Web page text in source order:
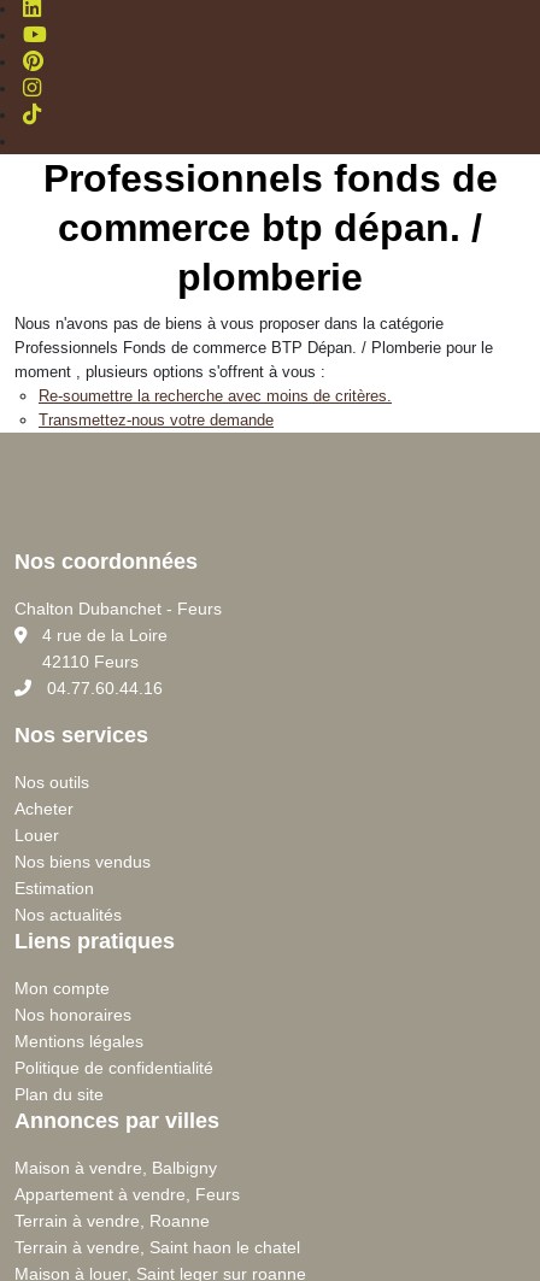
Professionnels fonds de
commerce btp dépan. /
plomberie
Nous n'avons pas de biens à vous proposer dans la catégorie
Professionnels Fonds de commerce BTP Dépan. / Plomberie pour le
moment , plusieurs options s'offrent à vous :
Re-soumettre la recherche avec moins de critères.
Transmettez-nous votre demande
Nos coordonnées
Chalton Dubanchet - Feurs
4 rue de la Loire
42110 Feurs
04.77.60.44.16
Nos services
Nos outils
Acheter
Louer
Nos biens vendus
Estimation
Nos actualités
Liens pratiques
Mon compte
Nos honoraires
Mentions légales
Politique de confidentialité
Plan du site
Annonces par villes
Maison à vendre, Balbigny
Appartement à vendre, Feurs
Terrain à vendre, Roanne
Terrain à vendre, Saint haon le chatel
Maison à louer, Saint leger sur roanne